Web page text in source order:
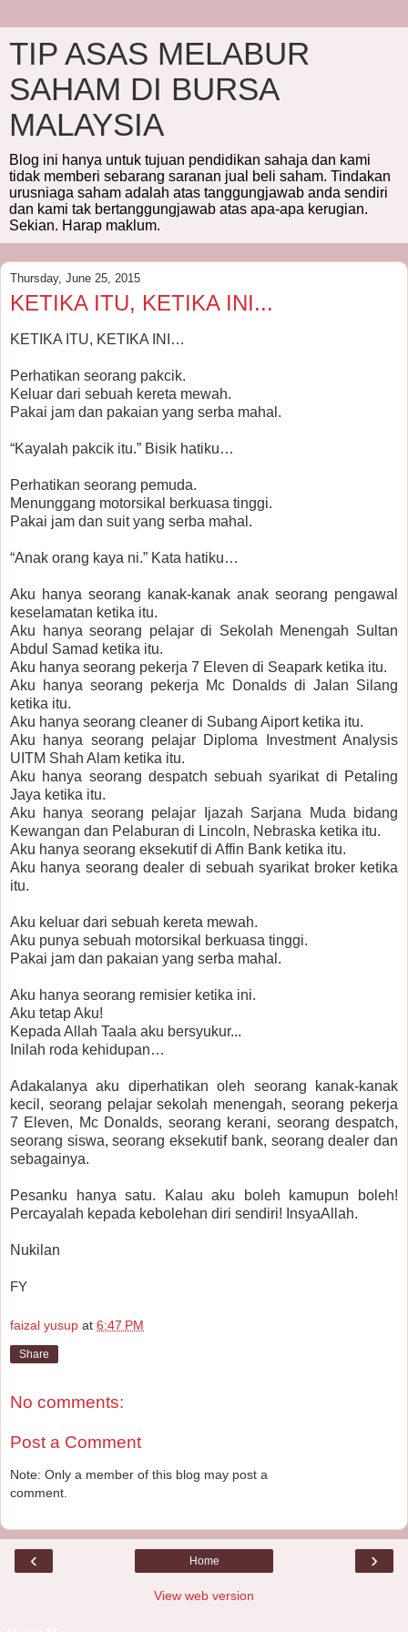
TIP ASAS MELABUR
SAHAM DI BURSA
MALAYSIA
Blog ini hanya untuk tujuan pendidikan sahaja dan kami
tidak memberi sebarang saranan jual beli saham. Tindakan
urusniaga saham adalah atas tanggungjawab anda sendiri
dan kami tak bertanggungjawab atas apa-apa kerugian.
Sekian. Harap maklum.
Thursday, June 25, 2015
KETIKA ITU, KETIKA INI...
KETIKA ITU, KETIKA INI…
Perhatikan seorang pakcik.
Keluar dari sebuah kereta mewah.
Pakai jam dan pakaian yang serba mahal.
“Kayalah pakcik itu.” Bisik hatiku…
Perhatikan seorang pemuda.
Menunggang motorsikal berkuasa tinggi.
Pakai jam dan suit yang serba mahal.
“Anak orang kaya ni.” Kata hatiku…
Aku hanya seorang kanak-kanak anak seorang pengawal
keselamatan ketika itu.
Aku hanya seorang pelajar di Sekolah Menengah Sultan
Abdul Samad ketika itu.
Aku hanya seorang pekerja 7 Eleven di Seapark ketika itu.
Aku hanya seorang pekerja Mc Donalds di Jalan Silang
ketika itu.
Aku hanya seorang cleaner di Subang Aiport ketika itu.
Aku hanya seorang pelajar Diploma Investment Analysis
UITM Shah Alam ketika itu.
Aku hanya seorang despatch sebuah syarikat di Petaling
Jaya ketika itu.
Aku hanya seorang pelajar Ijazah Sarjana Muda bidang
Kewangan dan Pelaburan di Lincoln, Nebraska ketika itu.
Aku hanya seorang eksekutif di Affin Bank ketika itu.
Aku hanya seorang dealer di sebuah syarikat broker ketika
itu.
Aku keluar dari sebuah kereta mewah.
Aku punya sebuah motorsikal berkuasa tinggi.
Pakai jam dan pakaian yang serba mahal.
Aku hanya seorang remisier ketika ini.
Aku tetap Aku!
Kepada Allah Taala aku bersyukur...
Inilah roda kehidupan…
Adakalanya aku diperhatikan oleh seorang kanak-kanak
kecil, seorang pelajar sekolah menengah, seorang pekerja
7 Eleven, Mc Donalds, seorang kerani, seorang despatch,
seorang siswa, seorang eksekutif bank, seorang dealer dan
sebagainya.
Pesanku hanya satu. Kalau aku boleh kamupun boleh!
Percayalah kepada kebolehan diri sendiri! InsyaAllah.
Nukilan
FY
faizal yusup at 6:47 PM
Share
No comments:
Post a Comment
Note: Only a member of this blog may post a
comment.
‹ ›
Home
View web version